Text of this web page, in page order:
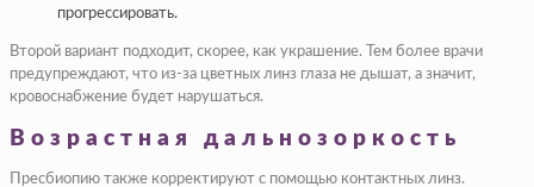
прогрессировать.
Второй вариант подходит, скорее, как украшение. Тем более врачи
предупреждают, что из-за цветных линз глаза не дышат, а значит,
кровоснабжение будет нарушаться.
Возрастная дальнозоркость
Пресбиопию также корректируют с помощью контактных линз.